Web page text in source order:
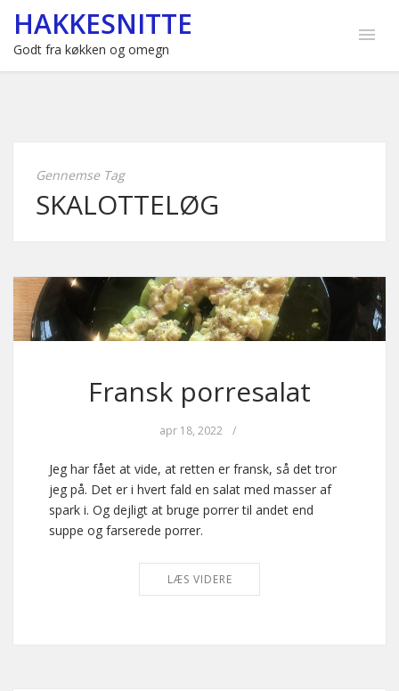
HAKKESNITTE
Godt fra køkken og omegn
Gennemse Tag
SKALOTTELØG
Fransk porresalat
apr 18, 2022 /
Jeg har fået at vide, at retten er fransk, så det tror
jeg på. Det er i hvert fald en salat med masser af
spark i. Og dejligt at bruge porrer til andet end
suppe og farserede porrer.
LÆS VIDERE